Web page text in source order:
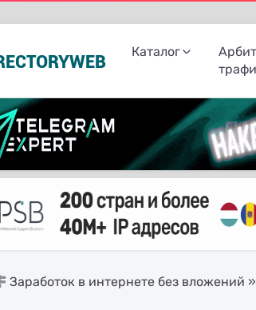
Каталог
Заработок в интернете без вложений »